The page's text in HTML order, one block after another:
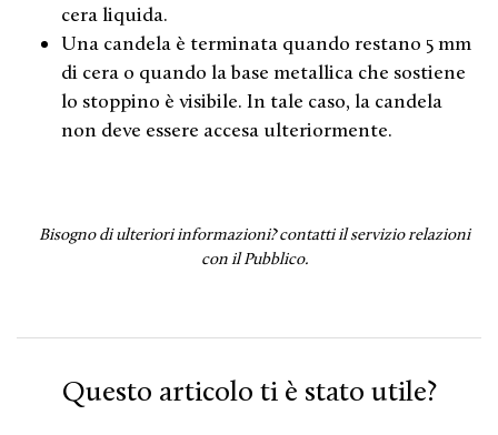
cera liquida.
Una candela è terminata quando restano 5 mm
di cera o quando la base metallica che sostiene
lo stoppino è visibile. In tale caso, la candela
non deve essere accesa ulteriormente.
Bisogno di ulteriori informazioni?contatti il servizio relazioni
con il Pubblico.
Questo articolo ti è stato utile?